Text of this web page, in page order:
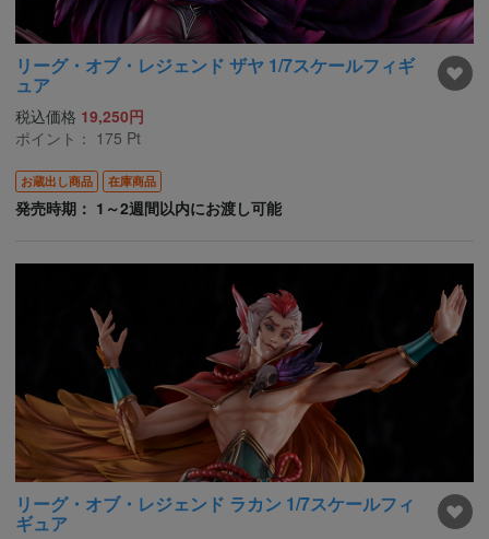
リーグ・オブ・レジェンド ザヤ 1/7スケールフィギ
ュア
税込価格 19,250円
ポイント： 175 Pt
お蔵出し商品 在庫商品
発売時期： 1～2週間以内にお渡し可能
リーグ・オブ・レジェンド ラカン 1/7スケールフィ
ギュア